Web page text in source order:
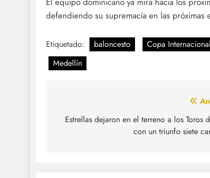
defendiendo su supremacía en las próximas
Etiquetado: baloncesto Copa
Medellín
de
Estrellas dejaron en el terreno a los Toros
con un triunfo siete